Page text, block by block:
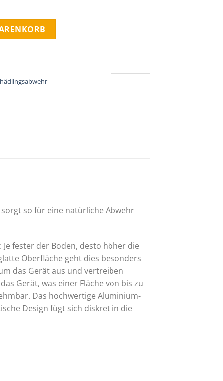
BATTERIE - 900m² quantity
so für eine natürliche Abwehr
fester der Boden, desto höher die
Oberfläche geht dies besonders
das Gerät aus und vertreiben
Gerät, was einer Fläche von bis zu
Das hochwertige Aluminium-
Design fügt sich diskret in die